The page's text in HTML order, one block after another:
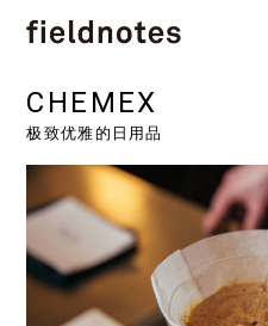
CHEMEX
极致优雅的日用品